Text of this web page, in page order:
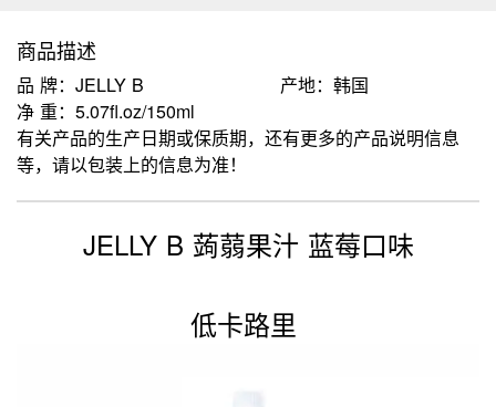
商品描述
品 牌：JELLY B
产地：韩国
净 重：5.07fl.oz/150ml
有关产品的生产日期或保质期，还有更多的产品说明信息
等，请以包装上的信息为准！
JELLY B 蒟蒻果汁 蓝莓口味
低卡路里